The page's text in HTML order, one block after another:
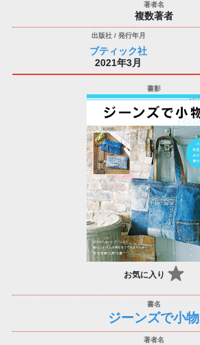
複数著者
ブティック社
2021年3月
お気に入り
ジーンズで小物